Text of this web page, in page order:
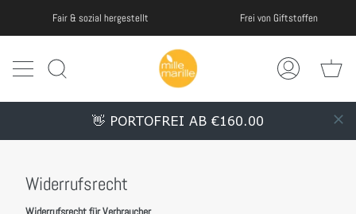
Inhalt
Fair & sozial hergestellt Frei von Giftstoffen
Suche
Mein
👋 PORTOFREI AB €160.00
Widerrufsrecht